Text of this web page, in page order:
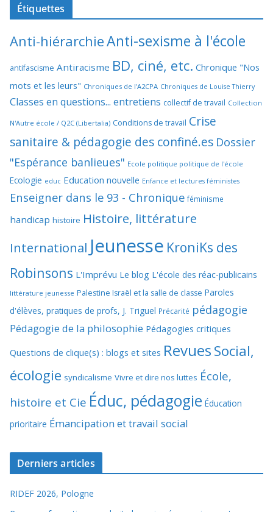
Étiquettes
Anti-hiérarchieAnti-sexisme à l'école
antifascisme Antiracisme BD, ciné, etc. Chronique "Nos
mots et les leurs" Chroniques de l'A2CPA Chroniques de Louise Thierry
Classes en questions... entretiens collectif de travail Collection
N'Autre école / Q2C (Libertalia) Conditions de travail Crise
sanitaire & pédagogie des confiné.es Dossier
"Espérance banlieues" Ecole politique politique de l'école
Ecologie educ Education nouvelle Enfance et lectures féministes
Enseigner dans le 93 - Chronique féminisme
handicap histoire Histoire, littérature
International Jeunesse KroniKs des
Robinsons L'Imprévu Le blog L'école des réac-publicains
littérature jeunesse Palestine Israël et la salle de classe Paroles
d'élèves, pratiques de profs, J. Triguel Précarité pédagogie
Pédagogie de la philosophie Pédagogies critiques
Questions de clique(s) : blogs et sites RevuesSocial,
écologie syndicalisme Vivre et dire nos luttes École,
histoire et Cie Éduc, pédagogie Éducation
prioritaire Émancipation et travail social
Derniers articles
RIDEF 2026, Pologne